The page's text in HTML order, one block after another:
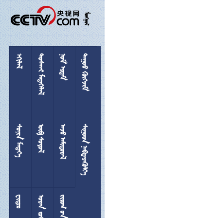

 

 
 
 
 
 
 